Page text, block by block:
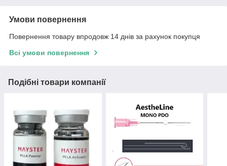
Умови повернення
Повернення товару впродовж 14 днів за рахунок покупця
Всі умови повернення
Подібні товари компанії